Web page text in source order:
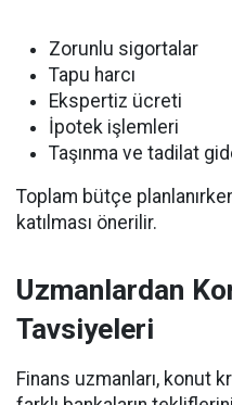
Zorunlu sigortalar
Tapu harcı
Ekspertiz ücreti
İpotek işlemleri
Taşınma ve tadilat
Toplam bütçe
katılması önerilir.
Uzmanlardan
Tavsiyeleri
Finans uzmanları, konut